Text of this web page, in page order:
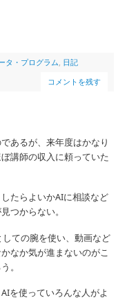
タ・プログラム, 日記
コメントを残す
あるが、来年度はかなり
講師の収入に頼っていた
たらよいかAIに相談など
つからない。
ての腕を使い、動画など
なか気が進まないのがこ
。
を使っていろんな人がよ